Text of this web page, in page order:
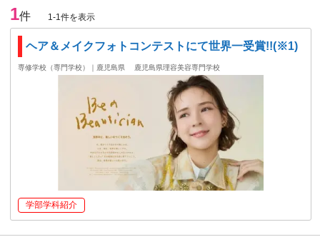
1件 1-1件を表示
ヘア＆メイクフォトコンテストにて世界一受賞!!(※1)
専修学校（専門学校）｜鹿児島県 鹿児島県理容美容専門学校
学部学科紹介